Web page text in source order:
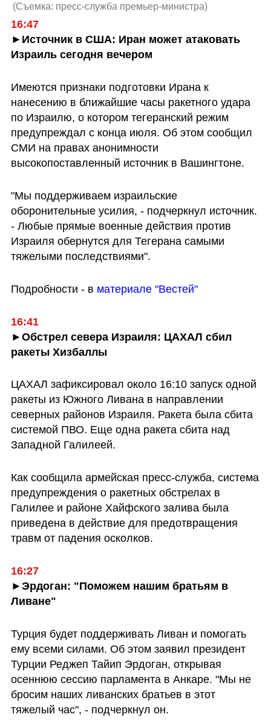
(Съемка: пресс-служба премьер-министра)
16:47
►Источник в США: Иран может атаковать
Израиль сегодня вечером
Имеются признаки подготовки Ирана к
нанесению в ближайшие часы ракетного удара
по Израилю, о котором тегеранский режим
предупреждал с конца июля. Об этом сообщил
СМИ на правах анонимности
высокопоставленный источник в Вашингтоне.
"Мы поддерживаем израильские
оборонительные усилия, - подчеркнул источник.
- Любые прямые военные действия против
Израиля обернутся для Тегерана самыми
тяжелыми последствиями".
Подробности - в материале "Вестей"
16:41
►Обстрел севера Израиля: ЦАХАЛ сбил
ракеты Хизбаллы
ЦАХАЛ зафиксировал около 16:10 запуск одной
ракеты из Южного Ливана в направлении
северных районов Израиля. Ракета была сбита
системой ПВО. Еще одна ракета сбита над
Западной Галилеей.
Как сообщила армейская пресс-служба, система
предупреждения о ракетных обстрелах в
Галилее и районе Хайфского залива была
приведена в действие для предотвращения
травм от падения осколков.
16:27
►Эрдоган: "Поможем нашим братьям в
Ливане"
Турция будет поддерживать Ливан и помогать
ему всеми силами. Об этом заявил президент
Турции Реджеп Тайип Эрдоган, открывая
осеннюю сессию парламента в Анкаре. "Мы не
бросим наших ливанских братьев в этот
тяжелый час", - подчеркнул он.